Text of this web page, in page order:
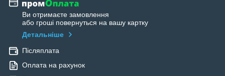
Ви отримаєте замовлення
або гроші повернуться на вашу картку
Детальніше
Післяплата
Оплата на рахунок